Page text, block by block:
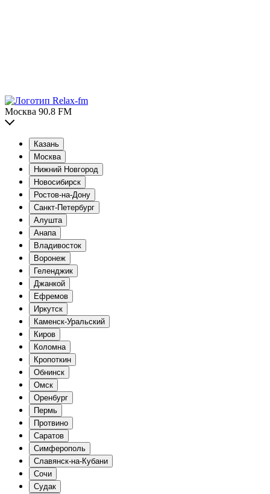
Москва 90.8 FM
Казань
Москва
Нижний Новгород
Новосибирск
Ростов-на-Дону
Санкт-Петербург
Алушта
Анапа
Владивосток
Воронеж
Геленджик
Джанкой
Ефремов
Иркутск
Каменск-Уральский
Киров
Коломна
Кропоткин
Обнинск
Омск
Оренбург
Пермь
Протвино
Саратов
Симферополь
Славянск-на-Кубани
Сочи
Судак